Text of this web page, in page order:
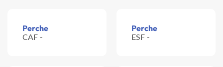
Perche
CAF -
Perche
ESF -